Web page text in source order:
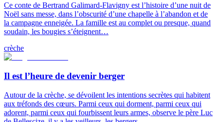
Ce conte de Bertrand Galimard-Flavigny est l’histoire d’une nuit de
Noël sans messe, dans l’obscurité d’une chapelle à l’abandon et de
la campagne enneigée. La famille est au complet ou presque, quand
soudain, les bougies s’éteignent…
crèche
Il est l’heure de devenir berger
Autour de la crèche, se dévoilent les intentions secrètes qui habitent
aux tréfonds des cœurs. Parmi ceux qui dorment, parmi ceux qui
adorent, parmi ceux qui fourbissent leurs armes, observe le père Luc